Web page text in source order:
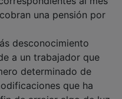
una pensión por
desconocimiento
a un trabajador que
determinado de
que ha
de arrojar algo de luz